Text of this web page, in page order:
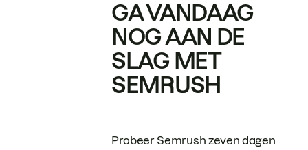
GA VANDAAG
NOG AAN DE
SLAG MET
SEMRUSH
Probeer Semrush zeven dagen